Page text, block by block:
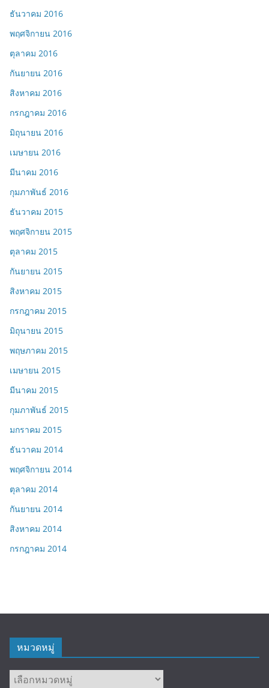
ธันวาคม 2016
พฤศจิกายน 2016
ตุลาคม 2016
กันยายน 2016
สิงหาคม 2016
กรกฎาคม 2016
มิถุนายน 2016
เมษายน 2016
มีนาคม 2016
กุมภาพันธ์ 2016
ธันวาคม 2015
พฤศจิกายน 2015
ตุลาคม 2015
กันยายน 2015
สิงหาคม 2015
กรกฎาคม 2015
มิถุนายน 2015
พฤษภาคม 2015
เมษายน 2015
มีนาคม 2015
กุมภาพันธ์ 2015
มกราคม 2015
ธันวาคม 2014
พฤศจิกายน 2014
ตุลาคม 2014
กันยายน 2014
สิงหาคม 2014
กรกฎาคม 2014
หมวดหมู่
หมวด